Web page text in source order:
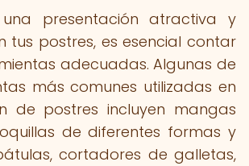
presentación atractiva y
tus postres, es esencial contar
adecuadas. Algunas de
más comunes utilizadas en
de postres incluyen mangas
de diferentes formas y
cortadores de galletas,